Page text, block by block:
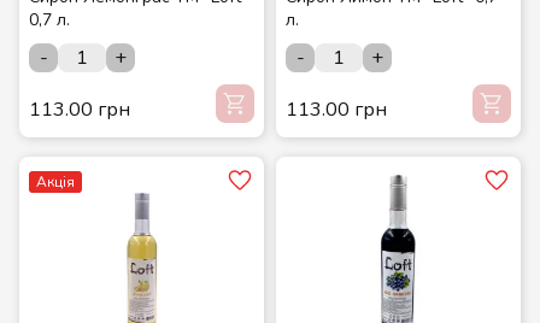
0,7 л.
-
+
113.00 грн
л.
-
+
113.00 грн
Акція